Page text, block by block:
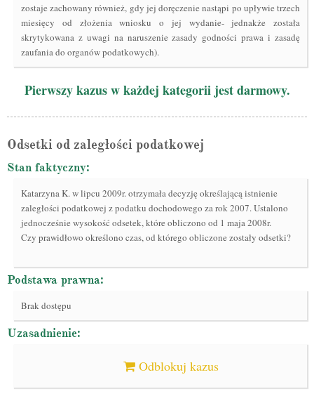
zostaje zachowany również, gdy jej doręczenie nastąpi po upływie trzech
miesięcy od złożenia wniosku o jej wydanie- jednakże została
skrytykowana z uwagi na naruszenie zasady godności prawa i zasadę
zaufania do organów podatkowych).
Pierwszy kazus w każdej kategorii jest darmowy.
Odsetki od zaległości podatkowej
Stan faktyczny:
Katarzyna K. w lipcu 2009r. otrzymała decyzję określającą istnienie
zaległości podatkowej z podatku dochodowego za rok 2007. Ustalono
jednocześnie wysokość odsetek, które obliczono od 1 maja 2008r.
Czy prawidłowo określono czas, od którego obliczone zostały odsetki?
Podstawa prawna:
Brak dostępu
Uzasadnienie:
Odblokuj kazus